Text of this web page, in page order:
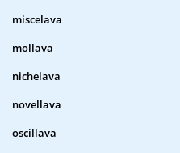
miscelava
mollava
nichelava
novellava
oscillava